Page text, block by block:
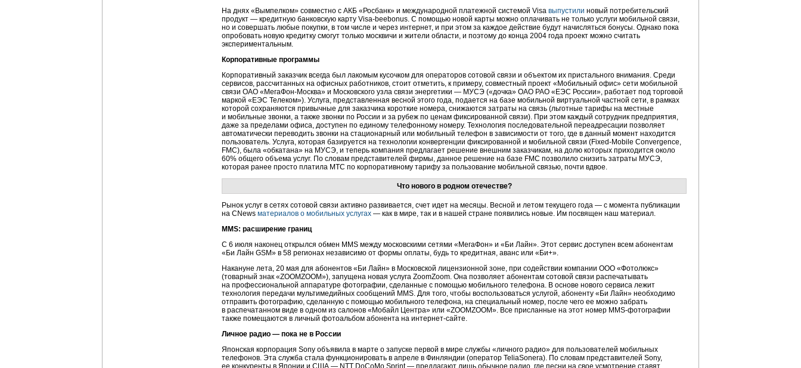
На днях «Вымпелком» совместно с АКБ «Росбанк» и международной платежной системой Visa выпустили новый потребительский
продукт — кредитную банковскую карту Visa-beebonus. С помощью новой карты можно оплачивать не только услуги мобильной связи,
но и совершать любые покупки, в том числе и через интернет, и при этом за каждое действие будут начисляться бонусы. Однако пока
опробовать новую кредитку смогут только москвичи и жители области, и поэтому до конца 2004 года проект можно считать
экспериментальным.
Корпоративные программы
Корпоративный заказчик всегда был лакомым кусочком для операторов сотовой связи и объектом их пристального внимания. Среди
сервисов, рассчитанных на офисных работников, стоит отметить, к примеру, совместный проект «Мобильный офис» сети мобильной
связи ОАО « МегаФон-Москва» и Московского узла связи энергетики — МУСЭ («дочка» ОАО РАО «ЕЭС России», работает под торговой
маркой «ЕЭС Телеком»). Услуга, представленная весной этого года, подается на базе мобильной виртуальной частной сети, в рамках
которой сохраняются привычные для заказчика короткие номера, снижаются затраты на связь (льготные тарифы на местные
и мобильные звонки, а также звонки по России и за рубеж по ценам фиксированной связи). При этом каждый сотрудник предприятия,
даже за пределами офиса, доступен по единому телефонному номеру. Технология последовательной переадресации позволяет
автоматически переводить звонки на стационарный или мобильный телефон в зависимости от того, где в данный момент находится
пользователь. Услуга, которая базируется на технологии конвергенции фиксированной и мобильной связи (Fixed-Mobile Convergence,
FMC), была «обкатана» на МУСЭ, и теперь компания предлагает решение внешним заказчикам, на долю которых приходится около
60% общего объема услуг. По словам представителей фирмы, данное решение на базе FMC позволило снизить затраты МУСЭ,
которая ранее просто платила МТС по корпоративному тарифу за пользование мобильной связью, почти вдвое.
Что нового в родном отечестве?
Рынок услуг в сетях сотовой связи активно развивается, счет идет на месяцы. Весной и летом текущего года — с момента публикации
на CNews материалов о мобильных услугах — как в мире, так и в нашей стране появились новые. Им посвящен наш материал.
MMS: расширение границ
С 6 июля наконец открылся обмен MMS между московскими сетями «МегаФон» и «Би Лайн». Этот сервис доступен всем абонентам
«Би Лайн GSM» в 58 регионах независимо от формы оплаты, будь то кредитная, аванс или «Би+».
Накануне лета, 20 мая для абонентов «Би Лайн» в Московской лицензионной зоне, при содействии компании ООО «Фотолюкс»
(товарный знак «ZOOMZOOM»), запущена новая услуга ZoomZoom. Она позволяет абонентам сотовой связи распечатывать
на профессиональной аппаратуре фотографии, сделанные с помощью мобильного телефона. В основе нового сервиса лежит
технология передачи мультимедийных сообщений MMS. Для того, чтобы воспользоваться услугой, абоненту «Би Лайн» необходимо
отправить фотографию, сделанную с помощью мобильного телефона, на специальный номер, после чего ее можно забрать
в распечатанном виде в одном из салонов «Мобайл Центра» или «ZOOMZOOM». Все присланные на этот номер MMS-фотографии
также помещаются в личный фотоальбом абонента на интернет-сайте.
Личное радио — пока не в России
Японская корпорация Sony объявила в марте о запуске первой в мире службы «личного радио» для пользователей мобильных
телефонов. Эта служба стала функционировать в апреле в Финляндии (оператор TeliaSonera). По словам представителей Sony,
ее конкуренты в Японии и США — NTT DoCoMo Sprint — предлагают лишь обычное радио, где песни на свое усмотрение ставят